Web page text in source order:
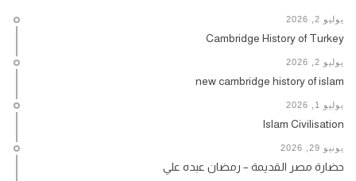
يوليو 2, 2026
Cambridge History of Turkey
يوليو 2, 2026
new cambridge history of islam
يوليو 1, 2026
Islam Civilisation
يونيو 29, 2026
حضارة مصر القديمة – رمضان عبده علي